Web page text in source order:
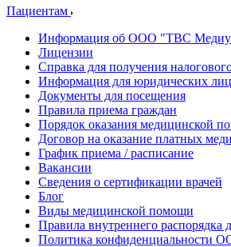
Пациентам
Информация об ООО "ТВС
Лицензии
Справка для получения
Информация для юридических лиц
Документы для посещения
Правила приема граждан
Порядок оказания медицинской
Договор на оказание платных
График приема / расписание
Вакансии
Сведения о сертификации врачей
Блог
Виды медицинской помощи
Правила внутреннего распорядка
Политика конфиденциальности